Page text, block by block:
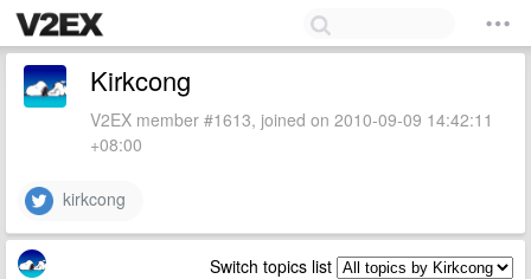
Kirkcong
V2EX member #1613, joined on 2010-09-09 14:42:11
+08:00
kirkcong
Switch topics list